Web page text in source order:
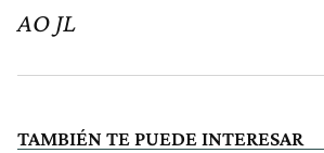
AO JL
TAMBIÉN TE PUEDE INTERESAR